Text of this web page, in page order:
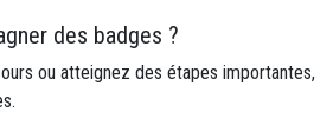
des badges ?
ou atteignez des étapes importantes,